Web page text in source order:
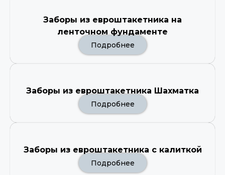
Заборы из евроштакетника на
ленточном фундаменте
Подробнее
Заборы из евроштакетника Шахматка
Подробнее
Заборы из евроштакетника с калиткой
Подробнее